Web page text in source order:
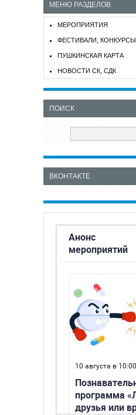
МЕНЮ РАЗДЕЛОВ
МЕРОПРИЯТИЯ
ФЕСТИВАЛИ, КОНКУРСЫ
ПУШКИНСКАЯ КАРТА
НОВОСТИ СК, СДК
ПОИСК
ВКОНТАКТЕ